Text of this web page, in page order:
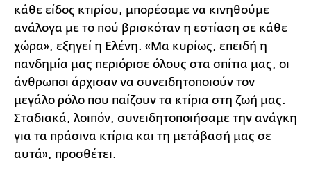
κάθε είδος κτιρίου, μπορέσαμε να κινηθούμε
ανάλογα με το πού βρισκόταν η εστίαση σε κάθε
χώρα», εξηγεί η Ελένη. «Μα κυρίως, επειδή η
πανδημία μας περιόρισε όλους στα σπίτια μας, οι
άνθρωποι άρχισαν να συνειδητοποιούν τον
μεγάλο ρόλο που παίζουν τα κτίρια στη ζωή μας.
Σταδιακά, λοιπόν, συνειδητοποιήσαμε την ανάγκη
για τα πράσινα κτίρια και τη μετάβασή μας σε
αυτά», προσθέτει.